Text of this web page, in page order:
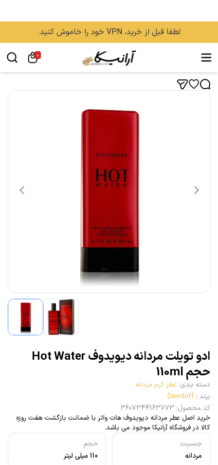
لطفا قبل از خرید، VPN خود را خاموش کنید.
0
ادو تویلت مردانه دیویدوف Hot Water
حجم 110ml
جنسیت
مردانه
حجم
110 میلی لیتر
دسته بندی: عطر گرم مردانه
برند :
Davidoff
کد محصول:
3607344163773
خرید اصل عطر مردانه دیویدوف هات واتر با ضمانت بازگشت هفت روزه
کالا در فروشگاه آرانیکا موجود می باشد.